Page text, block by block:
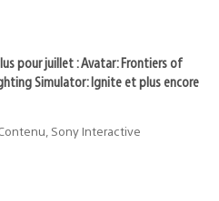
pour juillet : Avatar: Frontiers of
Simulator: Ignite et plus encore
Sony Interactive